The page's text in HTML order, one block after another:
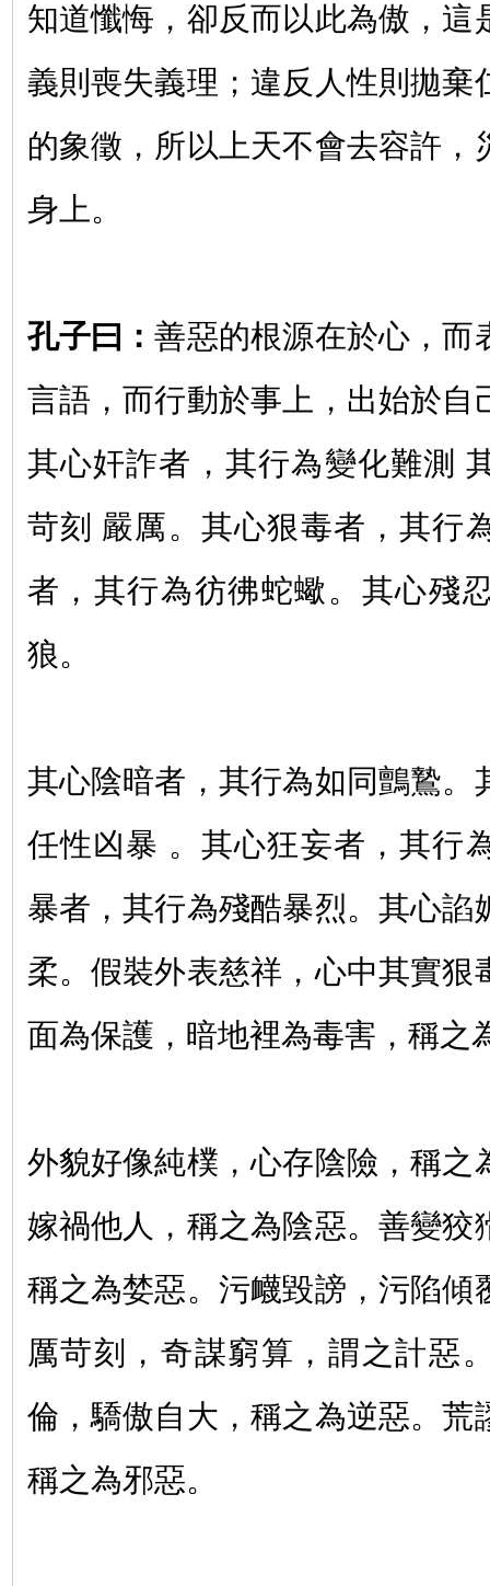
知道懺悔，卻反而以此為傲，這
義則喪失義理；違反人性則拋棄
的象徵，所以上天不會去容許，
身上。
孔子曰：善惡的根源在於心，而
言語，而行動於事上，出始於自
其心奸詐者，其行為變化難測
苛刻 嚴厲。其心狠毒者，其行
者，其行為彷彿蛇蠍。其心殘
狼。
其心陰暗者，其行為如同鸇鷙。
任性凶暴 。其心狂妄者，其行
暴者，其行為殘酷暴烈。其心諂
柔。假裝外表慈祥，心中其實狠
面為保護，暗地裡為毒害，稱之
外貌好像純樸，心存陰險，稱之
嫁禍他人，稱之為陰惡。善變狡
稱之為婪惡。污衊毀謗，污陷傾
厲苛刻，奇謀窮算，謂之計惡
倫，驕傲自大，稱之為逆惡。荒
稱之為邪惡。